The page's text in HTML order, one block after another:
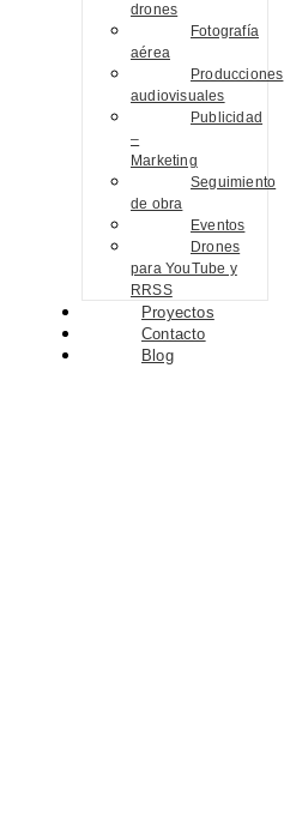
drones
Fotografía
aérea
Producciones
audiovisuales
Publicidad
–
Marketing
Seguimiento
de obra
Eventos
Drones
para YouTube y
RRSS
Proyectos
Contacto
Blog